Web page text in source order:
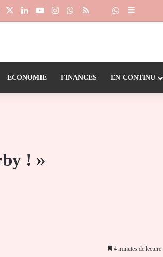
LinkedinYouTubeInstagramWhatsApp
RSS Dailymotion
Suivre laSidebar
ECONOMIE FINANCES EN CONTINU
! »
4 minutes de lecture